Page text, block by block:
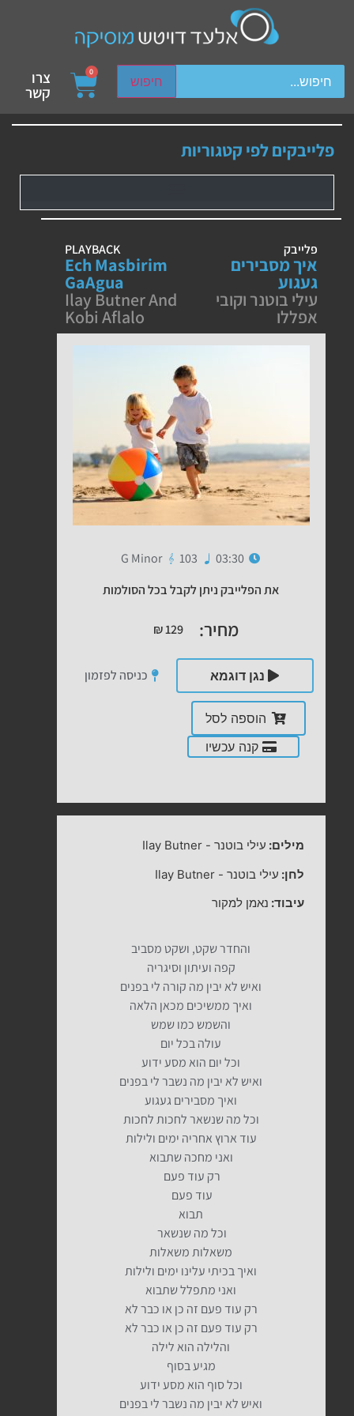
חיפוש
device users, explore by touch or with swipe gestures.
0 צרו
קשר
פלייבקים לפי קטגוריות
פלייבק
איך מסבירים
געגוע
עילי בוטנר וקובי
אפללו
PLAYBACK
Ech Masbirim
GaAgua
Ilay Butner And
Kobi Aflalo
03:30
103
G Minor
את הפלייבק ניתן לקבל בכל הסולמות
מחיר: ₪129
נגן דוגמא כניסה לפזמון
הוספה לסל
קנה עכשיו
מילים: עילי בוטנר -
Ilay Butner
לחן: עילי בוטנר -
Ilay Butner
עיבוד: נאמן למקור
והחדר שקט, ושקט מסביב
קפה ועיתון וסיגריה
ואיש לא יבין מה קורה לי בפנים
ואיך ממשיכים מכאן הלאה
והשמש כמו שמש
עולה בכל יום
וכל יום הוא מסע ידוע
ואיש לא יבין מה נשבר לי בפנים
ואיך מסבירים געגוע
וכל מה שנשאר לחכות לחכות
עוד ארוץ אחריה ימים ולילות
ואני מחכה שתבוא
רק עוד פעם
עוד פעם
תבוא
וכל מה שנשאר
משאלות משאלות
ואיך בכיתי עלינו ימים ולילות
ואני מתפלל שתבוא
רק עוד פעם זה כן או כבר לא
רק עוד פעם זה כן או כבר לא
והלילה הוא לילה
מגיע בסוף
וכל סוף הוא מסע ידוע
ואיש לא יבין מה נשבר לי בפנים